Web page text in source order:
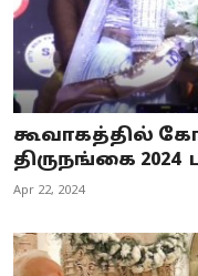
கூவாகத்தில்
திருநங்கை
Apr 22, 2024